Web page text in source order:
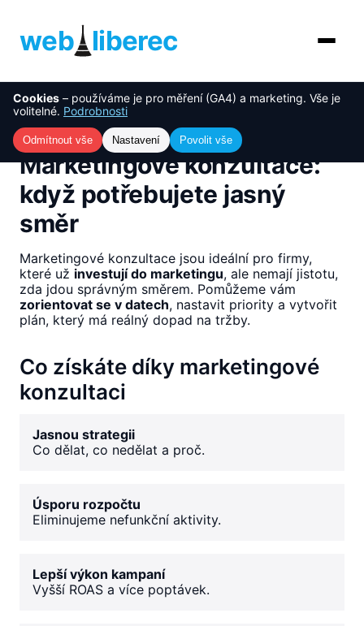
web liberec
O nás
Služby
NOVINKA
AI řešení
Ceník
Reference
Blog
Cookies – používáme je pro měření (GA4) a marketing. Vše je
volitelné. Podrobnosti
Odmítnout vše Nastavení Povolit vše
Úvod› Služby›Marketingové konzultace: když
potřebujete jasný směr
Marketingové konzultace:
když potřebujete jasný
směr
Marketingové konzultace jsou ideální pro firmy,
které už investují do marketingu, ale nemají jistotu,
zda jdou správným směrem. Pomůžeme vám
zorientovat se v datech, nastavit priority a vytvořit
plán, který má reálný dopad na tržby.
Co získáte díky marketingové
konzultaci
Jasnou strategii
Co dělat, co nedělat a proč.
Úsporu rozpočtu
Eliminujeme nefunkční aktivity.
Lepší výkon kampaní
Vyšší ROAS a více poptávek.